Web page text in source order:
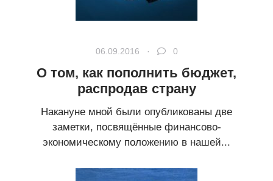
06.09.2016 · 0
О том, как пополнить бюджет,
распродав страну
Накануне мной были опубликованы две
заметки, посвящённые финансово-
экономическому положению в нашей...